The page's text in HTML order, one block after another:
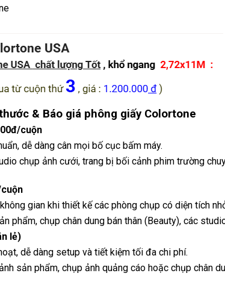
& Báo giá phông giấy Colortone
cuộn
dễ dàng cân mọi bố cục bấm máy.
chụp ảnh cưới, trang bị bối cảnh phim trường
gian khi thiết kế các phòng chụp có diện tích
phẩm, chụp chân dung bán thân (Beauty), các
lẻ)
dễ dàng setup và tiết kiệm tối đa chi phí.
sản phẩm, chụp ảnh quảng cáo hoặc chụp chân